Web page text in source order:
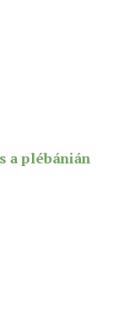
a plébánián